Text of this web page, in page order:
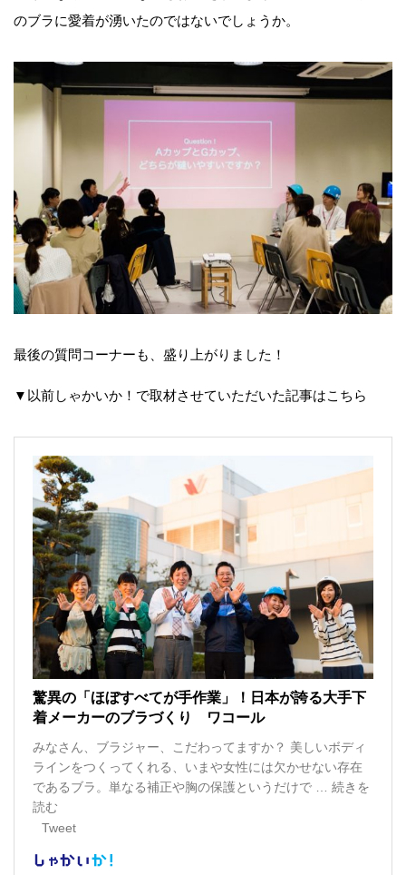
のブラに愛着が湧いたのではないでしょうか。
最後の質問コーナーも、盛り上がりました！
▼以前しゃかいか！で取材させていただいた記事はこちら